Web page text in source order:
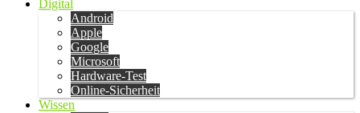
Digital
Android
Apple
Google
Microsoft
Hardware-Test
Online-Sicherheit
Wissen